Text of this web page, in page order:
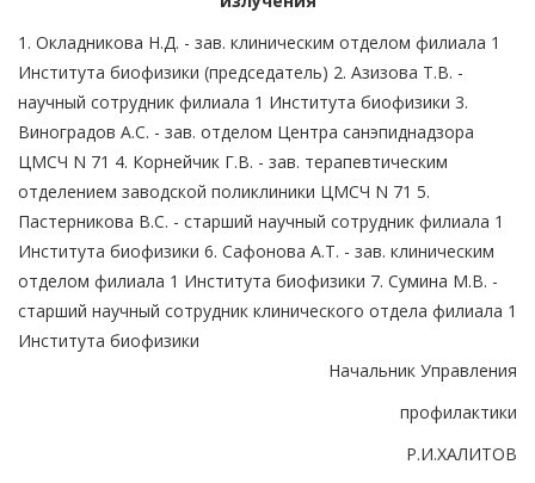
1. Окладникова Н.Д. - зав. клиническим отделом филиала 1
Института биофизики (председатель) 2. Азизова Т.В. -
научный сотрудник филиала 1 Института биофизики 3.
Виноградов А.С. - зав. отделом Центра санэпиднадзора
ЦМСЧ N 71 4. Корнейчик Г.В. - зав. терапевтическим
отделением заводской поликлиники ЦМСЧ N 71 5.
Пастерникова В.С. - старший научный сотрудник филиала 1
Института биофизики 6. Сафонова А.Т. - зав. клиническим
отделом филиала 1 Института биофизики 7. Сумина М.В. -
старший научный сотрудник клинического отдела филиала 1
Института биофизики
Начальник Управления
профилактики
Р.И.ХАЛИТОВ